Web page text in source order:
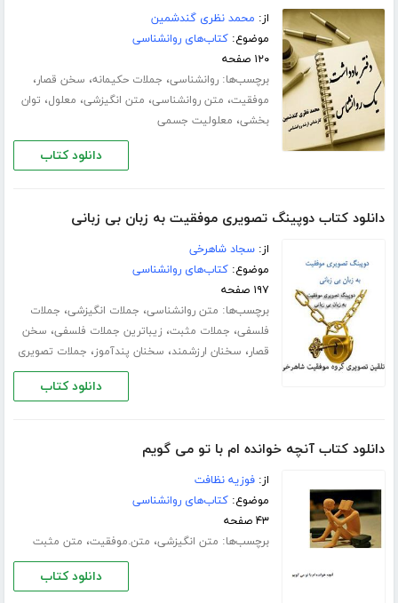
از: محمد نظری گندشمین
موضوع:کتاب‌های روانشناسی
۱۲۰ صفحه
برچسب‌ها:روانشناسی، جملات حکیمانه، سخن قصار،
موفقیت، متن روانشناسی، متن انگیزشی، معلول، توان
بخشی، معلولیت جسمی
دانلود کتاب
دانلود کتاب دوپینگ تصویری موفقیت به زبان بی زبانی
از:سجاد شاهرخی
موضوع:کتاب‌های روانشناسی
۱۹۷ صفحه
برچسب‌ها: متن روانشناسی، جملات انگیزشی، جملات
فلسفی، جملات مثبت، زیباترین جملات فلسفی، سخن
قصار، سخنان ارزشمند، سخنان پندآموز، جملات تصویری
دانلود کتاب
دانلود کتاب آنچه خوانده ام با تو می گویم
از:فوزیه نظافت
موضوع:کتاب‌های روانشناسی
۴۳ صفحه
برچسب‌ها: متن انگیزشی، متن.موفقیت، متن مثبت
دانلود کتاب